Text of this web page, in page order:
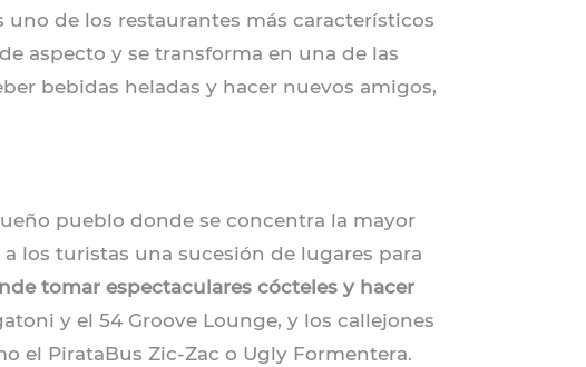
de los restaurantes más característicos
aspecto y se transforma en una de las
bebidas heladas y hacer nuevos amigos,
pueblo donde se concentra la mayor
los turistas una sucesión de lugares para
tomar espectaculares cócteles y hacer
y el 54 Groove Lounge, y los callejones
el PirataBus Zic-Zac o Ugly Formentera.